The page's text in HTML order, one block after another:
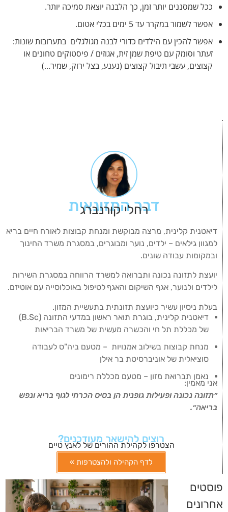
ככל שמסננים יותר זמן, כך הלבנה יוצאת סמיכה יותר.
אפשר לשמור במקרר עד 5 ימים בכלי אטום.
אפשר להכין עם הילדים כדורי לבנה מגולגלים בתערובות שונות:
זעתר וסומק עם טיפת שמן זית, אגוזים / פיסטוקים טחונים או
קצוצים, עשבי תיבול קצוצים (נענע, בצל ירוק, שמיר…)
דבר התזונאית
רחלי קורנברג
דיאטנית קלינית, מרצה מבוקשת ומנחת קבוצות לאורח חיים בריא
למגוון גילאים – ילדים, נוער ומבוגרים, במסגרת משרד החינוך
ובמקומות עבודה שונים.
יועצת לתזונה נכונה ותברואה למשרד הרווחה במסגרת השירות
לילדים ולנוער, אגף השיקום והאגף לטיפול באוכלוסייה עם אוטיזם.
בעלת ניסיון עשיר כיועצת תזונתית בתעשיית המזון.
דיאטנית קלינית, בוגרת תואר ראשון במדעי התזונה (B.Sc)
של מכללת תל חי והכשרה מעשית של משרד הבריאות
מנחת קבוצות בשילוב אמנויות – מטעם ביה"ס לעבודה
סוציאלית של אוניברסיטת בר אילן
נאמן תברואת מזון – מטעם מכללת רימונים
אני מאמין:
״תזונה נכונה ופעילות גופנית הן בסיס הכרחי לגוף בריא ונפש
בריאה״.
רוצים להישאר מעודכנים?
הצטרפו לקהילת ההורים של לאנץ טיים
לדף הקהילה ולהצטרפות »
פוסטים
אחרונים